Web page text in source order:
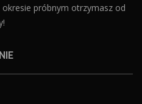
okresie próbnym otrzymasz od